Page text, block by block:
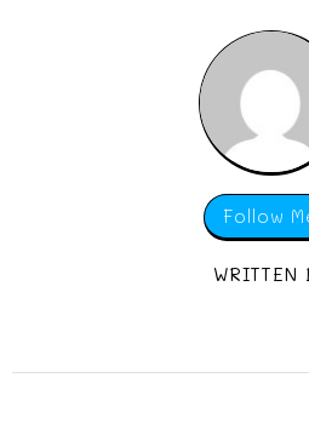
Follow
WRITTEN